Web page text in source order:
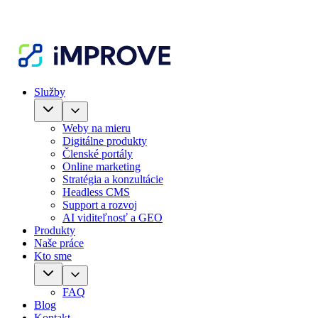
Služby
Weby na mieru
Digitálne produkty
Členské portály
Online marketing
Stratégia a konzultácie
Headless CMS
Support a rozvoj
AI viditeľnosť a GEO
Produkty
Naše práce
Kto sme
FAQ
Blog